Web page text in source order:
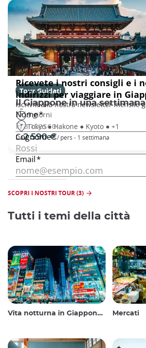
Tour Guidati
Il Giappone in una settimana
9 giorni
Tokyo ● Hakone ● Kyoto ● +1
Da2 590 €/ pers - 1 settimana
SCOPRI I NOSTRI TOUR (3)
Tutti i temi della città
Vita notturna in Giappone: uscire, vedere e bere Mercati